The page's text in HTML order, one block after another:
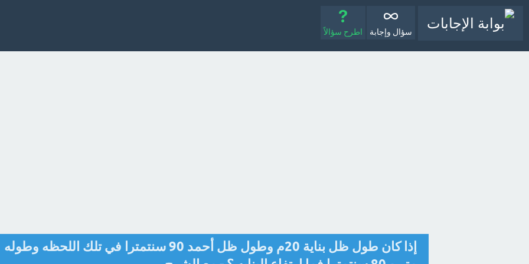
سؤال وإجابة اطرح سؤالاً
إذا كان طول ظل بناية 20م وطول ظل أحمد 90 سنتمترا في تلك اللحظه وطوله